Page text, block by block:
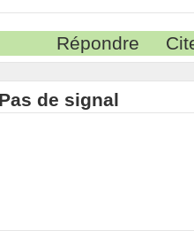
Répondre
de signal